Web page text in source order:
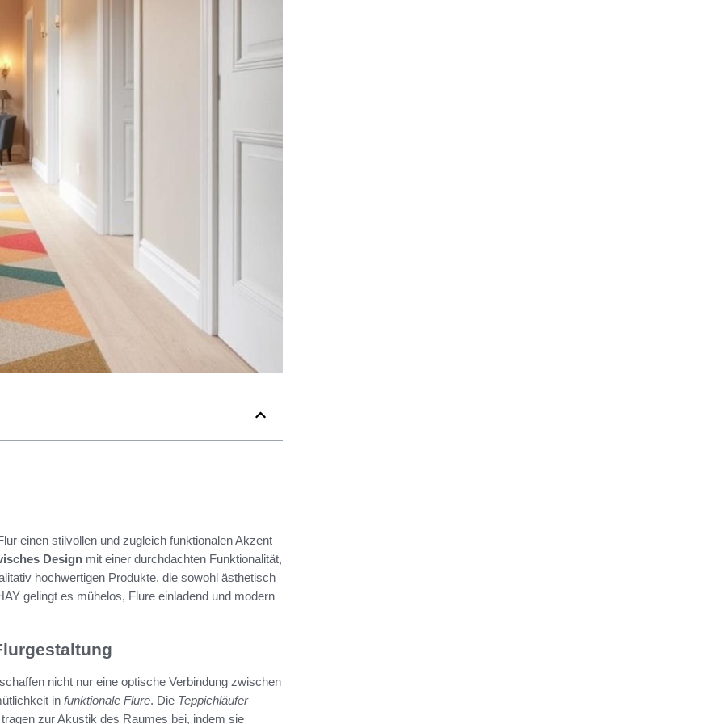
einen stilvollen und zugleich funktionalen Akzent
Design mit einer durchdachten Funktionalität,
hochwertigen Produkte, die sowohl ästhetisch
gelingt es mühelos, Flure einladend und modern
nicht nur eine optische Verbindung zwischen
in funktionale Flure. Die Teppichläufer
zur Akustik des Raumes bei, indem sie